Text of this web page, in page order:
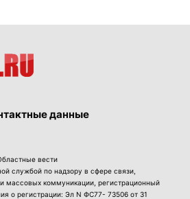
данные
вести
службой по надзору в сфере связи,
массовых коммуникации, регистрационный
о регистрации: Эл N ФС77- 73506 от 31